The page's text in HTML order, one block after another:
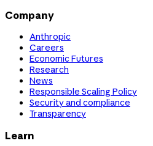
Company
Anthropic
Careers
Economic Futures
Research
News
Responsible Scaling Policy
Security and compliance
Transparency
Learn